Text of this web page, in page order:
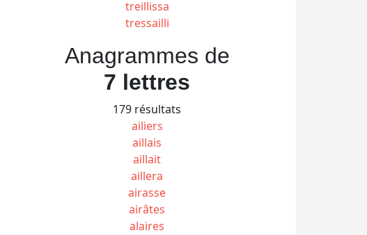
treillissa
tressailli
Anagrammes de
7 lettres
179 résultats
ailiers
aillais
aillait
aillera
airasse
airâtes
alaires